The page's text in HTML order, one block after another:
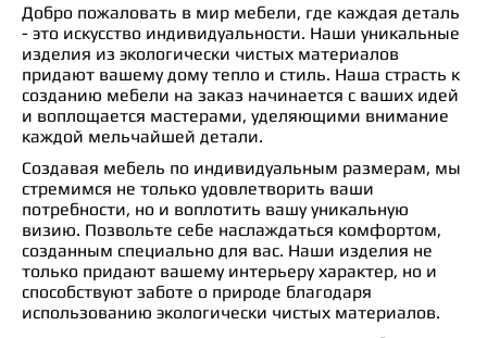
Добро пожаловать в мир мебели, где каждая деталь
- это искусство индивидуальности. Наши уникальные
изделия из экологически чистых материалов
придают вашему дому тепло и стиль. Наша страсть к
созданию мебели на заказ начинается с ваших идей
и воплощается мастерами, уделяющими внимание
каждой мельчайшей детали.
Создавая мебель по индивидуальным размерам, мы
стремимся не только удовлетворить ваши
потребности, но и воплотить вашу уникальную
визию. Позвольте себе наслаждаться комфортом,
созданным специально для вас. Наши изделия не
только придают вашему интерьеру характер, но и
способствуют заботе о природе благодаря
использованию экологически чистых материалов.